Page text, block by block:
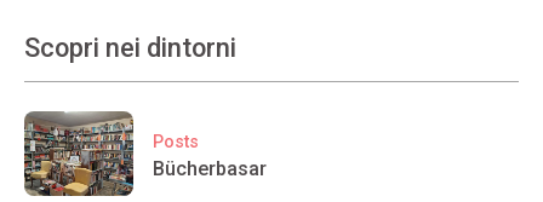
Scopri nei dintorni
Posts
Bücherbasar